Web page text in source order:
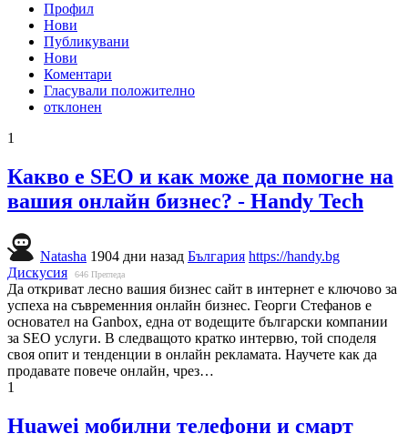
Профил
Нови
Публикувани
Нови
Коментари
Гласували положително
отклонен
1
Какво е SEO и как може да помогне на
вашия онлайн бизнес? - Handy Tech
Natasha 1904 дни назад България https://handy.bg
Дискусия
646 Прегледа
Да откриват лесно вашия бизнес сайт в интернет е ключово за
успеха на съвременния онлайн бизнес. Георги Стефанов е
основател на Ganbox, една от водещите български компании
за SEO услуги. В следващото кратко интервю, той споделя
своя опит и тенденции в онлайн рекламата. Научете как да
продавате повече онлайн, чрез…
1
Huawei мобилни телефони и смарт